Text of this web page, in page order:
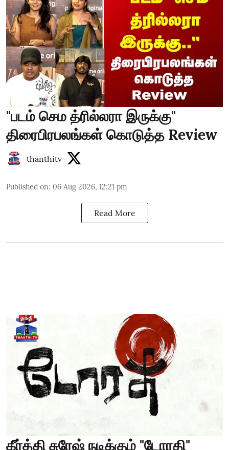
"படம் செம த்ரில்லரா இருக்கு"
திரைபிரபலங்கள் கொடுத்த Review
thanthitv
Published on: 06 Aug 2026, 12:21 pm
Read More
கீர்த்தி சுரேஷ் நடிக்கும் "டோரதி"